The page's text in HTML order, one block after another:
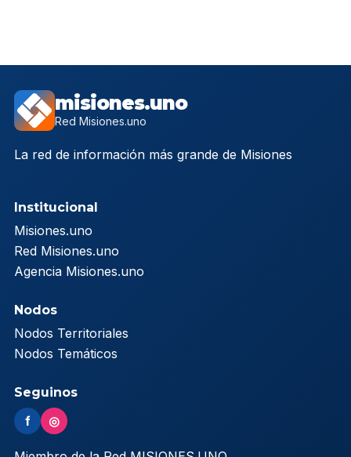
misiones.uno
Red Misiones.uno
La red de información más grande de Misiones
Institucional
Misiones.uno
Red Misiones.uno
Agencia Misiones.uno
Nodos
Nodos Territoriales
Nodos Temáticos
Seguinos
f ◎